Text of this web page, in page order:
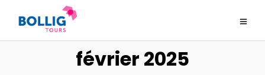
février 2025